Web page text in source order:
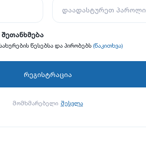
დაადასტურეთ პაროლი
წესებსა და პირობებს (წაკითხვა)
მომხმარებელი შესვლა